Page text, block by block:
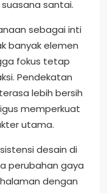
santai.
sebagai inti
banyak elemen
fokus tetap
Pendekatan
lebih bersih
memperkuat
utama.
desain di
perubahan gaya
dengan